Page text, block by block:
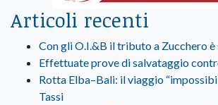
Articoli recenti
Con gli O.I.&B il tributo a Zucchero
Effettuate prove di salvataggio
Rotta Elba–Bali: il viaggio
Tassi